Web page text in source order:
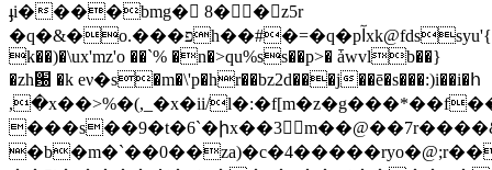
ֈi����bmg� 8��z5r
�q�&�o.���פh��#�=�q�pآxk@fdssyu'{�t��n�)v
k��)�\ux'mz'o ��`% �n�>qu%ss��p>� ǡwvlb��}
�zh԰ �k eν�s�m�\'p�hr��bz2d���j��ē�s���:)i��i�հ
,�x��>%�(,_�x�ii/